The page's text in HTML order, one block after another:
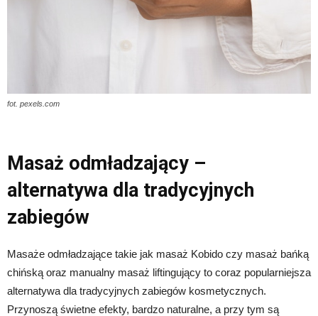
fot. pexels.com
Masaż odmładzający –
alternatywa dla tradycyjnych
zabiegów
Masaże odmładzające takie jak masaż Kobido czy masaż bańką
chińską oraz manualny masaż liftingujący to coraz popularniejsza
alternatywa dla tradycyjnych zabiegów kosmetycznych.
Przynoszą świetne efekty, bardzo naturalne, a przy tym są